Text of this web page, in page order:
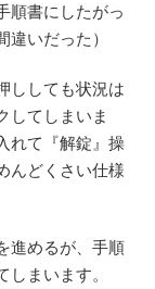
順書にしたがっ
違いだった）
ししても状況は
してしまいま
れて『解錠』操
んどくさい仕様
進めるが、手順
しまいます。